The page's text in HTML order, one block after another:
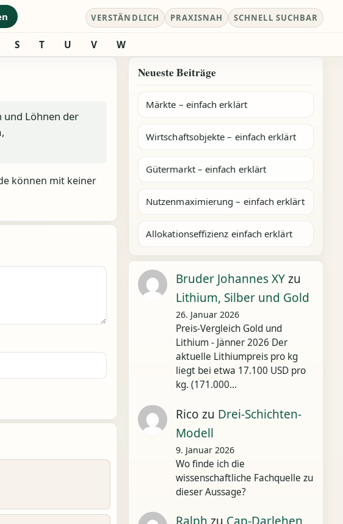
VERSTÄNDLICH PRAXISNAH SCHNELL SUCHBAR
S T U V W
Löhnen der
können mit keiner
Neueste Beiträge
Märkte – einfach erklärt
Wirtschaftsobjekte – einfach erklärt
Gütermarkt – einfach erklärt
Nutzenmaximierung – einfach erklärt
Allokationseffizienz einfach erklärt
Bruder Johannes XYzu
Lithium, Silber und Gold
26. Januar 2026
Preis-Vergleich Gold und
Lithium - Jänner 2026 Der
aktuelle Lithiumpreis pro kg
liegt bei etwa 17.100 USD pro
kg. (171.000…
Rico zu Drei-Schichten-
Modell
9. Januar 2026
Wo finde ich die
wissenschaftliche Fachquelle zu
dieser Aussage?